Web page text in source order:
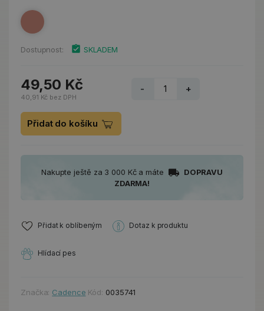
Dostupnost: SKLADEM
49,50 Kč
40,91 Kč bez DPH
- +
Přidat do košíku
Nakupte ještě za 3 000 Kč a máte
DOPRAVU
ZDARMA!
Přidat k oblíbeným Dotaz k produktu
Hlídací pes
Značka: Cadence Kód: 0035741